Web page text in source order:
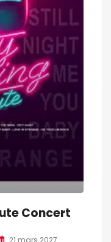
Concert
21 mars 2027